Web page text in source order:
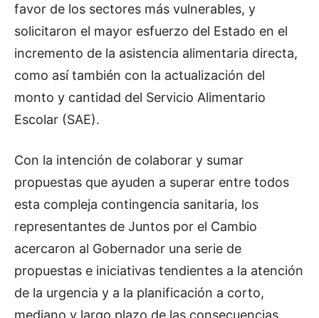
favor de los sectores más vulnerables, y
solicitaron el mayor esfuerzo del Estado en el
incremento de la asistencia alimentaria directa,
como así también con la actualización del
monto y cantidad del Servicio Alimentario
Escolar (SAE).
Con la intención de colaborar y sumar
propuestas que ayuden a superar entre todos
esta compleja contingencia sanitaria, los
representantes de Juntos por el Cambio
acercaron al Gobernador una serie de
propuestas e iniciativas tendientes a la atención
de la urgencia y a la planificación a corto,
mediano y largo plazo de las consecuencias